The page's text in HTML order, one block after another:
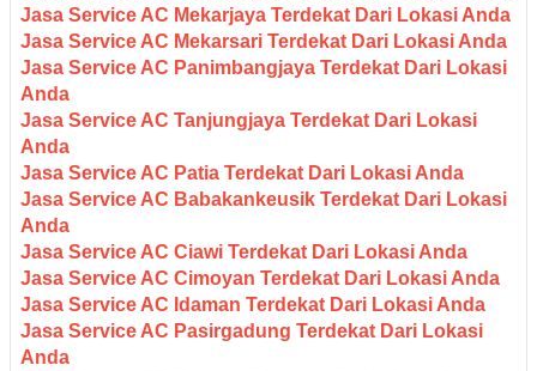
Jasa Service AC Mekarjaya Terdekat Dari Lokasi Anda
Jasa Service AC Mekarsari Terdekat Dari Lokasi Anda
Jasa Service AC Panimbangjaya Terdekat Dari Lokasi
Anda
Jasa Service AC Tanjungjaya Terdekat Dari Lokasi
Anda
Jasa Service AC Patia Terdekat Dari Lokasi Anda
Jasa Service AC Babakankeusik Terdekat Dari Lokasi
Anda
Jasa Service AC Ciawi Terdekat Dari Lokasi Anda
Jasa Service AC Cimoyan Terdekat Dari Lokasi Anda
Jasa Service AC Idaman Terdekat Dari Lokasi Anda
Jasa Service AC Pasirgadung Terdekat Dari Lokasi
Anda